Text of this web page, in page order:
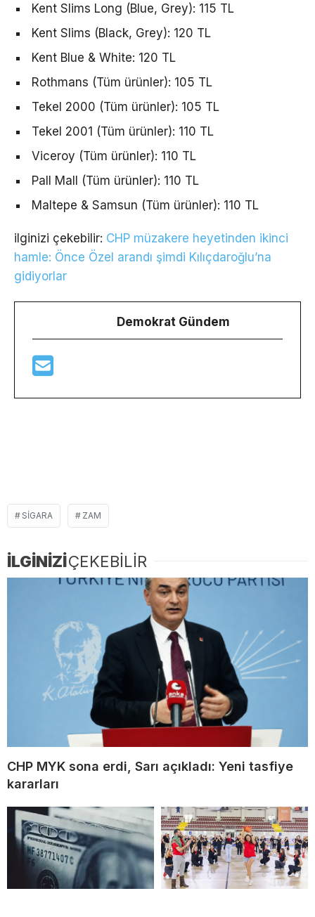
Kent Slims Long (Blue, Grey): 115 TL
Kent Slims (Black, Grey): 120 TL
Kent Blue & White: 120 TL
Rothmans (Tüm ürünler): 105 TL
Tekel 2000 (Tüm ürünler): 105 TL
Tekel 2001 (Tüm ürünler): 110 TL
Viceroy (Tüm ürünler): 110 TL
Pall Mall (Tüm ürünler): 110 TL
Maltepe & Samsun (Tüm ürünler): 110 TL
ilginizi çekebilir: CHP müzakere heyetinden ikinci
hamle: Önce Özel arandı şimdi Kılıçdaroğlu’na
gidiyorlar
Demokrat Gündem
SIGARA ZAM
İLGİNİZİÇEKEBİLİR
CHP MYK sona erdi, Sarı açıkladı: Yeni tasfiye
kararları